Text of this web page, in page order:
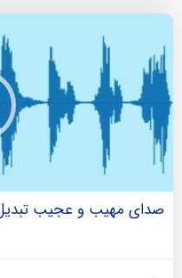
صدای مهیب و عجیب